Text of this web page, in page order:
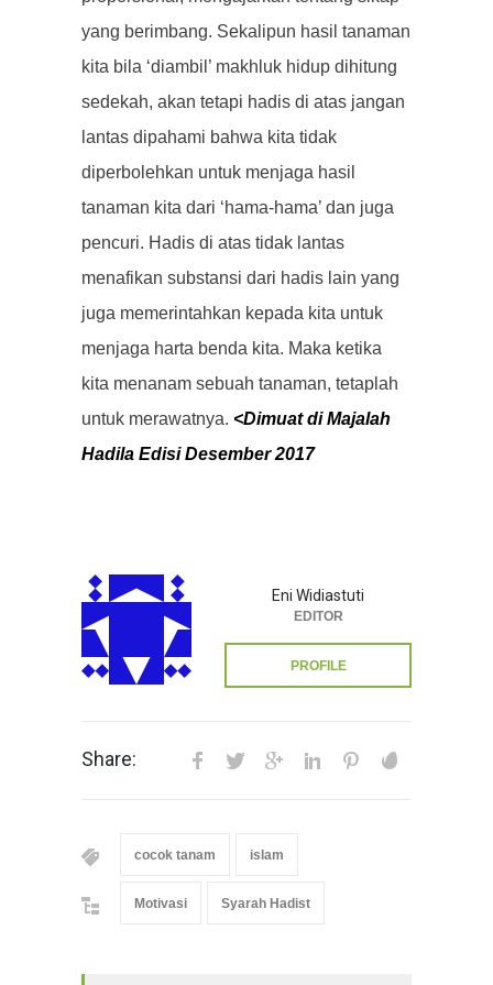
yang berimbang. Sekalipun hasil tanaman
kita bila ‘diambil’ makhluk hidup dihitung
sedekah, akan tetapi hadis di atas jangan
lantas dipahami bahwa kita tidak
diperbolehkan untuk menjaga hasil
tanaman kita dari ‘hama-hama’ dan juga
pencuri. Hadis di atas tidak lantas
menafikan substansi dari hadis lain yang
juga memerintahkan kepada kita untuk
menjaga harta benda kita. Maka ketika
kita menanam sebuah tanaman, tetaplah
untuk merawatnya. <Dimuat di Majalah
Hadila Edisi Desember 2017
Eni Widiastuti
EDITOR
PROFILE
Share:
cocok tanam islam
Motivasi Syarah Hadist